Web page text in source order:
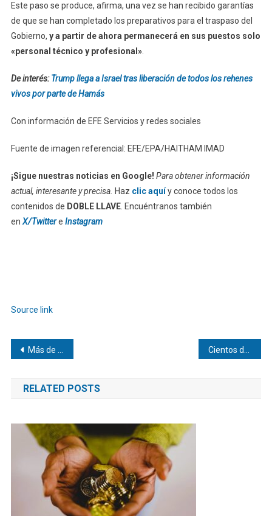
Este paso se produce, afirma, una vez se han recibido garantías
de que se han completado los preparativos para el traspaso del
Gobierno, y a partir de ahora permanecerá en sus puestos solo
«personal técnico y profesional».
De interés:Trump llega a Israel tras liberación de todos los rehenes
vivos por parte de Hamás
Con información de EFE Servicios y redes sociales
Fuente de imagen referencial: EFE/EPA/HAITHAM IMAD
¡Sigue nuestras noticias en Google! Para obtener información
actual, interesante y precisa. Haz clic aquíy conoce todos los
contenidos de DOBLE LLAVE. Encuéntranos también
enX/Twittere Instagram
Source link
Navegación
de
entradas
Más de 10.700 personas permanecen en campamentos tras terremotos Cientos de venezolanos homenajean en vigilias a víctimas de terremotos
RELATED POSTS